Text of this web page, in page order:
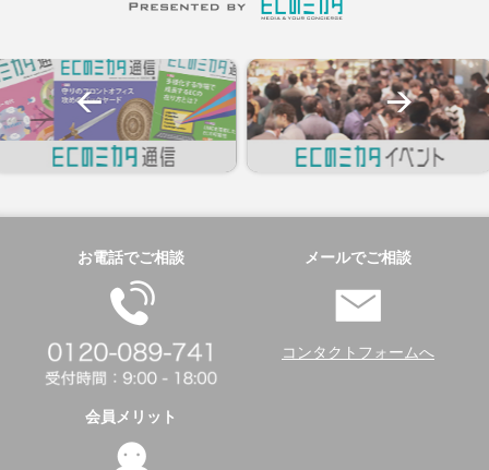
お電話でご相談 メールでご相談
コンタクトフォームへ
会員メリット